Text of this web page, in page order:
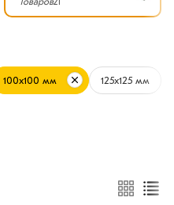
100х100 мм 125х125 мм